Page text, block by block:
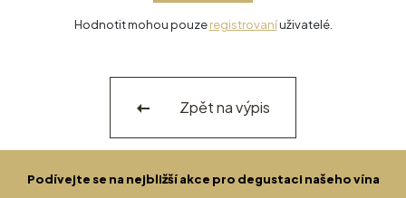
Hodnotit mohou pouzeregistrovaníuživatelé.
Zpět na výpis
Podívejte se na nejbližší akce pro degustaci našeho vína